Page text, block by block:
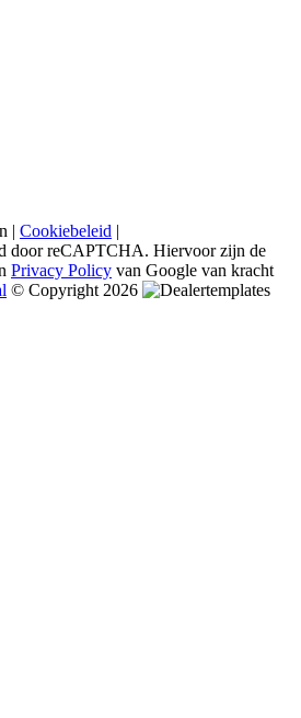
| Cookiebeleid |
door reCAPTCHA. Hiervoor zijn de
Privacy Policy van Google van kracht
© Copyright 2026